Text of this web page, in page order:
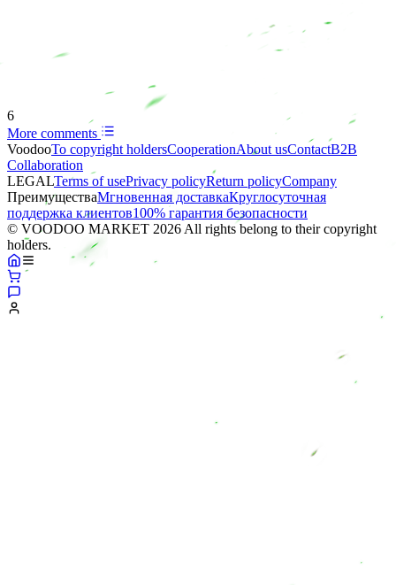
6
More comments
VoodooTo copyright holdersСooperationAbout usContactB2B
Collaboration
LEGALTerms of usePrivacy policyReturn policyCompany
ПреимуществаМгновенная доставкаКруглосуточная
поддержка клиентов100% гарантия безопасности
© VOODOO MARKET 2026 All rights belong to their copyright
holders.